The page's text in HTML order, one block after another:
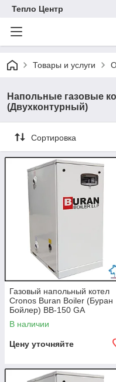
Тепло Центр
Товары и услуги
Напольные газовые
(Двухконтурный)
Сортировка
Газовый напольный котел
Cronos Buran Boiler (Буран
Бойлер) BB-150 GA
В наличии
Цену уточняйте